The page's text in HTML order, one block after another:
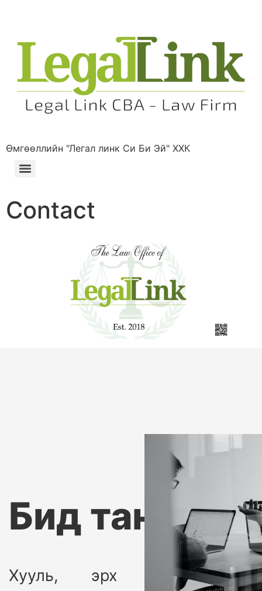
Өмгөөллийн "Легал линк Си Би Эй" ХХК
Contact
Бид танд
Хууль, эрх зүйн саад